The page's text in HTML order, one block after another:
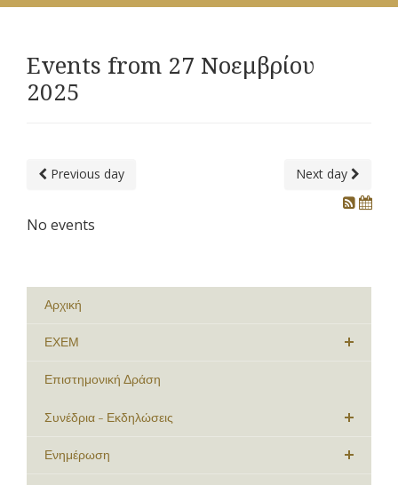
Events from 27 Νοεμβρίου
2025
Previous day Next day
No events
Αρχική
ΕΧΕΜ
Επιστημονική Δράση
Συνέδρια - Εκδηλώσεις
Ενημέρωση